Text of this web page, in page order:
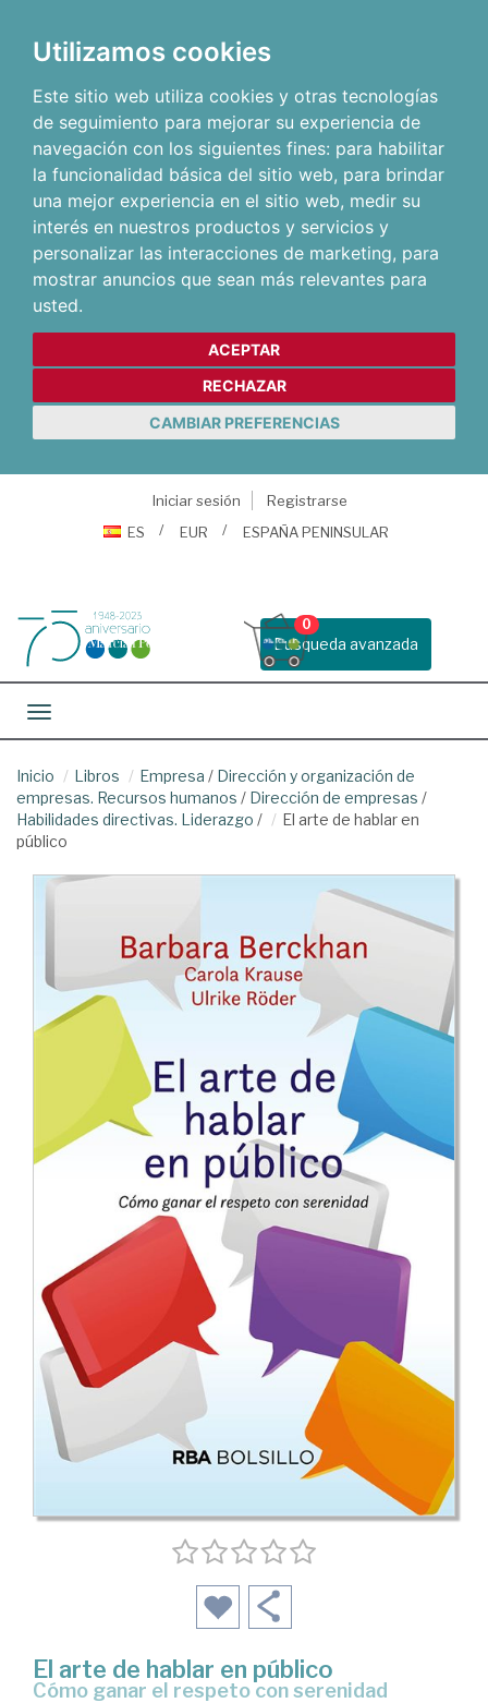
Utilizamos cookies
Este sitio web utiliza cookies y otras tecnologías
de seguimiento para mejorar su experiencia de
navegación con los siguientes fines: para habilitar
la funcionalidad básica del sitio web, para brindar
una mejor experiencia en el sitio web, medir su
interés en nuestros productos y servicios y
personalizar las interacciones de marketing, para
mostrar anuncios que sean más relevantes para
usted.
ACEPTAR
RECHAZAR
CAMBIAR PREFERENCIAS
Iniciar sesión
Registrarse
ES
EUR ESPAÑA PENINSULAR
Busqueda avanzada
0
Toggle navigation
Inicio Libros Empresa / Dirección y organización de
empresas. Recursos humanos / Dirección de empresas /
Habilidades directivas. Liderazgo /
El arte de hablar en
público
El arte de hablar en público
cómo ganar el respeto con serenidad